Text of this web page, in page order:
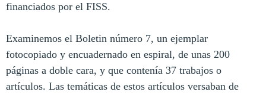
financiados por el FISS.
Examinemos el Boletin número 7, un ejemplar
fotocopiado y encuadernado en espiral, de unas 200
páginas a doble cara, y que contenía 37 trabajos o
artículos. Las temáticas de estos artículos versaban de